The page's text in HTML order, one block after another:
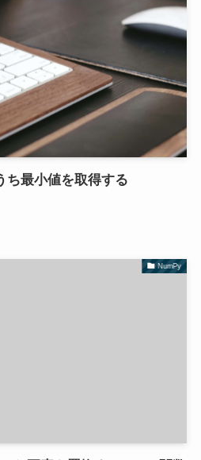
ち最小値を取得する
NumPy